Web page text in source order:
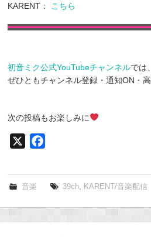
KARENT：
こちら
初音ミク公式YouTubeチャンネルでは
ぜひともチャンネル登録・通知ON・
次の投稿もお楽しみに
音楽 39ch KARENT/音楽配信